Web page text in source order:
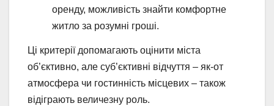
оренду, можливість знайти комфортне
житло за розумні гроші.
Ці критерії допомагають оцінити міста
об’єктивно, але суб’єктивні відчуття – як-от
атмосфера чи гостинність місцевих – також
відіграють величезну роль.